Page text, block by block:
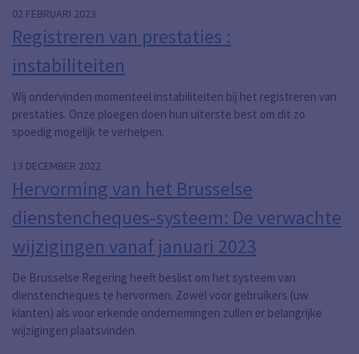
02 FEBRUARI 2023
Registreren van prestaties :
instabiliteiten
Wij ondervinden momenteel instabiliteiten bij het registreren van
prestaties. Onze ploegen doen hun uiterste best om dit zo
spoedig mogelijk te verhelpen.
13 DECEMBER 2022
Hervorming van het Brusselse
dienstencheques-systeem: De verwachte
wijzigingen vanaf januari 2023
De Brusselse Regering heeft beslist om het systeem van
dienstencheques te hervormen. Zowel voor gebruikers (uw
klanten) als voor erkende ondernemingen zullen er belangrijke
wijzigingen plaatsvinden.